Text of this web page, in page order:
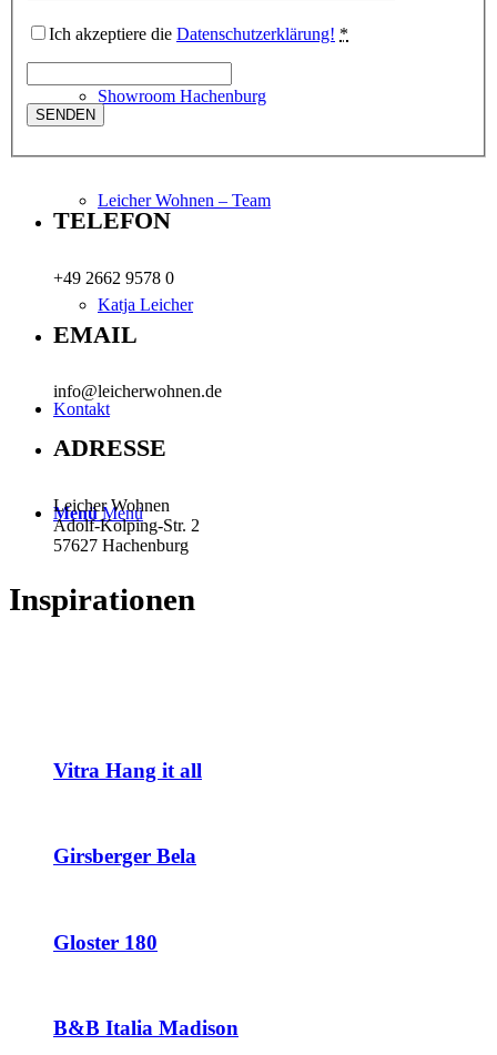
Showroom Hachenburg
Leicher Wohnen – Team
Katja Leicher
Kontakt
Menü Menü
Ich akzeptiere die Datenschutzerklärung! *
TELEFON
+49 2662 9578 0
EMAIL
info@leicherwohnen.de
ADRESSE
Leicher Wohnen
Adolf-Kolping-Str. 2
57627 Hachenburg
Inspirationen
Vitra Hang it all
Girsberger Bela
Gloster 180
B&B Italia Madison